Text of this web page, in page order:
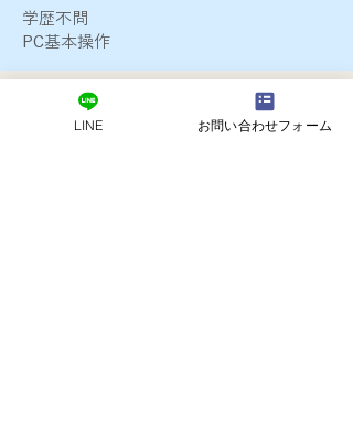
​学歴不問
PC基本操作
​勤務地LINE お問い合わせフォーム